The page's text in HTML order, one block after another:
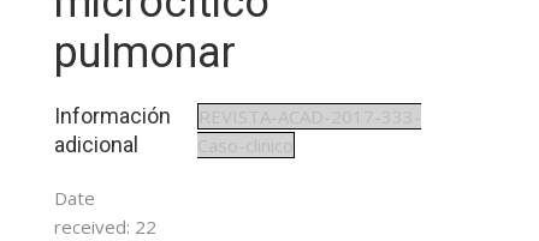
pulmonar
Información
adicional
Date
received: 22
REVISTA-ACAD-2017-333-
Caso-clinico